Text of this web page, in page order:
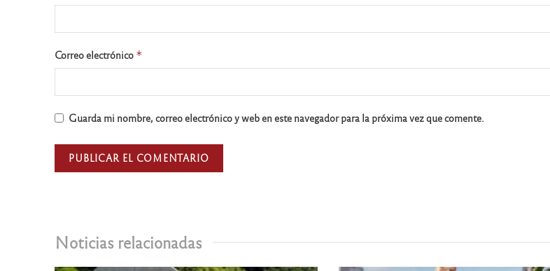
Noticias relacionadas
Correo electrónico *
Guarda mi nombre, correo electrónico y web en este navegador para la próxima vez que comente.